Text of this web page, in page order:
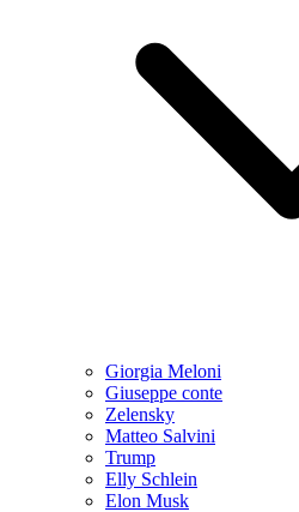
Giorgia Meloni
Giuseppe conte
Zelensky
Matteo Salvini
Trump
Elly Schlein
Elon Musk